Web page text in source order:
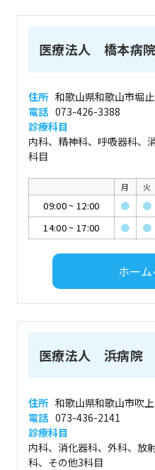
医療法人 橋本病院
住所 和歌山県和歌山市堀
電話 073-426-3388
診療科目
内科、精神科、呼吸器科、
科目
月 火
09:00~ 12:00 ● ●
14:00~ 17:00 ● ●
ホー
医療法人 浜病院
住所 和歌山県和歌山市吹
電話 073-436-2141
診療科目
内科、消化器科、外科、放
科、その他3科目